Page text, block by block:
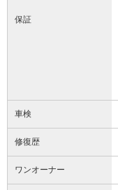
保証
車検
修復歴
ワンオーナー